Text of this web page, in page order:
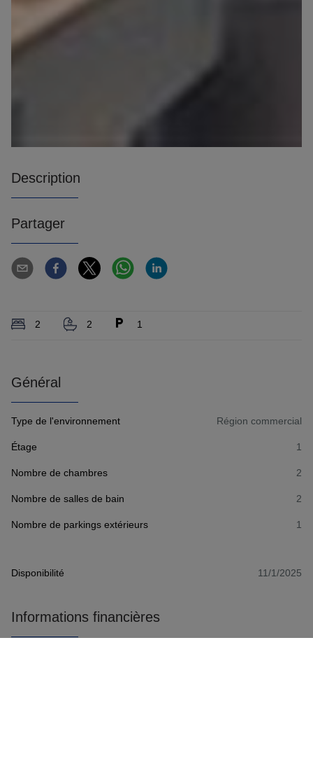
Description
Partager
2 2 1
Général
Type de l'environnement Région commercial
Étage 1
Nombre de chambres 2
Nombre de salles de bain 2
Nombre de parkings extérieurs 1
Disponibilité 11/1/2025
Informations financières